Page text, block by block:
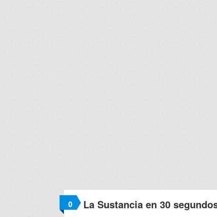
0 La Sustancia en 30